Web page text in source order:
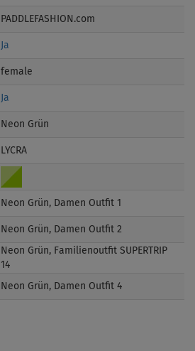
PADDLEFASHION.com
Ja
female
Ja
Neon Grün
LYCRA
Neon Grün, Damen Outfit 1
Neon Grün, Damen Outfit 2
Neon Grün, Familienoutfit SUPERTRIP
14
Neon Grün, Damen Outfit 4